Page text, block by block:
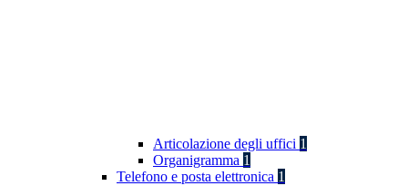
Articolazione degli uffici 1
Organigramma 1
Telefono e posta elettronica 1